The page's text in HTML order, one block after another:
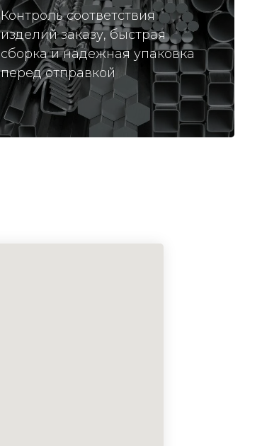
Контроль соответствия
изделий заказу, быстрая
сборка и надежная упаковка
перед отправкой